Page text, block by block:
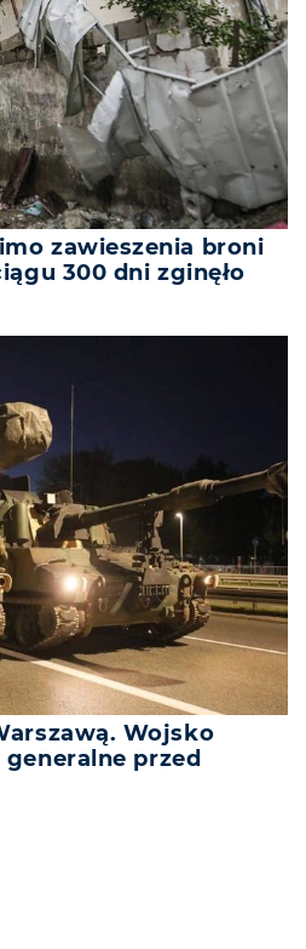
zawieszenia broni
300 dni zginęło
Wojsko
przed